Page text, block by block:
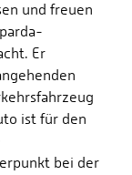
und freuen
Er
ist für den
bei der